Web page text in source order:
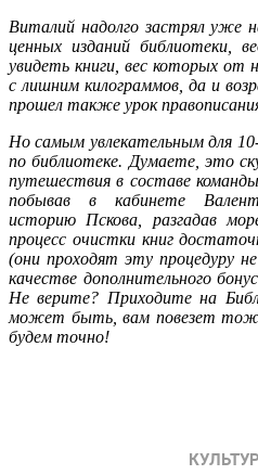
Виталий надолго застрял уже
ценных изданий библиотеки,
увидеть книги, вес которых от
с лишним килограммов, да и
прошел также урок
Но самым увлекательным для
по библиотеке. Думаете, это
путешествия в составе
побывав в кабинете
историю Пскова, разгадав
процесс очистки книг
(они проходят эту процедуру
качестве дополнительного
Не верите? Приходите на
может быть, вам повезет
будем точно!